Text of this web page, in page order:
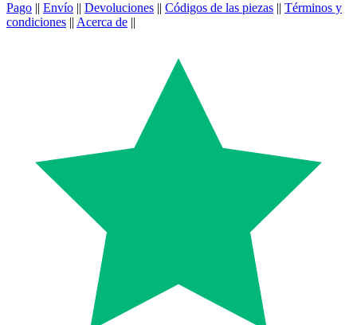
Pago || Envío || Devoluciones || Códigos de las piezas || Términos y
condiciones || Acerca de ||